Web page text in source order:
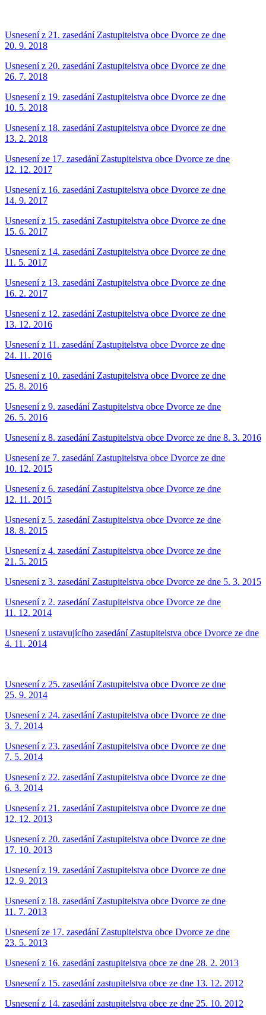
Usnesení z 21. zasedání Zastupitelstva obce Dvorce ze dne
20. 9. 2018
Usnesení z 20. zasedání Zastupitelstva obce Dvorce ze dne
26. 7. 2018
Usnesení z 19. zasedání Zastupitelstva obce Dvorce ze dne
10. 5. 2018
Usnesení z 18. zasedání Zastupitelstva obce Dvorce ze dne
13. 2. 2018
Usnesení ze 17. zasedání Zastupitelstva obce Dvorce ze dne
12. 12. 2017
Usnesení z 16. zasedání Zastupitelstva obce Dvorce ze dne
14. 9. 2017
Usnesení z 15. zasedání Zastupitelstva obce Dvorce ze dne
15. 6. 2017
Usnesení z 14. zasedání Zastupitelstva obce Dvorce ze dne
11. 5. 2017
Usnesení z 13. zasedání Zastupitelstva obce Dvorce ze dne
16. 2. 2017
Usnesení z 12. zasedání Zastupitelstva obce Dvorce ze dne
13. 12. 2016
Usnesení z 11. zasedání Zastupitelstva obce Dvorce ze dne
24. 11. 2016
Usnesení z 10. zasedání Zastupitelstva obce Dvorce ze dne
25. 8. 2016
Usnesení z 9. zasedání Zastupitelstva obce Dvorce ze dne
26. 5. 2016
Usnesení z 8. zasedání Zastupitelstva obce Dvorce ze dne 8. 3. 2016
Usnesení ze 7. zasedání Zastupitelstva obce Dvorce ze dne
10. 12. 2015
Usnesení z 6. zasedání Zastupitelstva obce Dvorce ze dne
12. 11. 2015
Usnesení z 5. zasedání Zastupitelstva obce Dvorce ze dne
18. 8. 2015
Usnesení z 4. zasedání Zastupitelstva obce Dvorce ze dne
21. 5. 2015
Usnesení z 3. zasedání Zastupitelstva obce Dvorce ze dne 5. 3. 2015
Usnesení z 2. zasedání Zastupitelstva obce Dvorce ze dne
11. 12. 2014
Usnesení z ustavujícího zasedání Zastupitelstva obce Dvorce ze dne
4. 11. 2014
Usnesení z 25. zasedání Zastupitelstva obce Dvorce ze dne
25. 9. 2014
Usnesení z 24. zasedání Zastupitelstva obce Dvorce ze dne
3. 7. 2014
Usnesení z 23. zasedání Zastupitelstva obce Dvorce ze dne
7. 5. 2014
Usnesení z 22. zasedání Zastupitelstva obce Dvorce ze dne
6. 3. 2014
Usnesení z 21. zasedání Zastupitelstva obce Dvorce ze dne
12. 12. 2013
Usnesení z 20. zasedání Zastupitelstva obce Dvorce ze dne
17. 10. 2013
Usnesení z 19. zasedání Zastupitelstva obce Dvorce ze dne
12. 9. 2013
Usnesení z 18. zasedání Zastupitelstva obce Dvorce ze dne
11. 7. 2013
Usnesení ze 17. zasedání Zastupitelstva obce Dvorce ze dne
23. 5. 2013
Usnesení z 16. zasedání zastupitelstva obce ze dne 28. 2. 2013
Usnesení z 15. zasedání zastupitelstva obce ze dne 13. 12. 2012
Usnesení z 14. zasedání zastupitelstva obce ze dne 25. 10. 2012